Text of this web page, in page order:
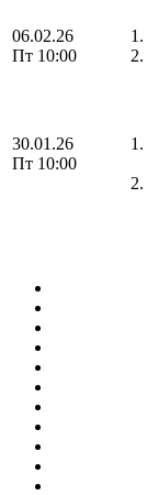
06.02.26
Пт 10:00
30.01.26
Пт 10:00